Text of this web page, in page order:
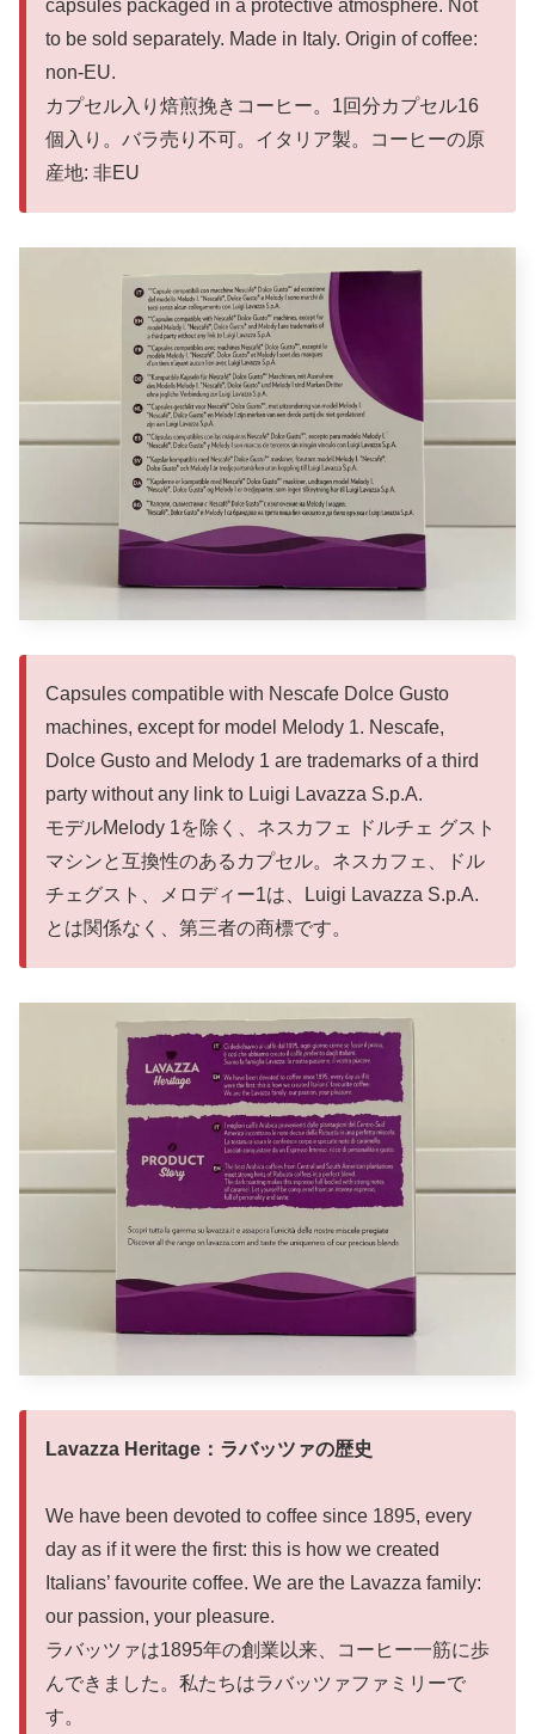
capsules packaged in a protective atmosphere. Not
to be sold separately. Made in Italy. Origin of coffee:
non-EU.
カプセル入り焙煎挽きコーヒー。1回分カプセル16
個入り。バラ売り不可。イタリア製。コーヒーの原
産地: 非EU
Capsules compatible with Nescafe Dolce Gusto
machines, except for model Melody 1. Nescafe,
Dolce Gusto and Melody 1 are trademarks of a third
party without any link to Luigi Lavazza S.p.A.
モデルMelody 1を除く、ネスカフェ ドルチェ グスト
マシンと互換性のあるカプセル。ネスカフェ、ドル
チェグスト、メロディー1は、Luigi Lavazza S.p.A.
とは関係なく、第三者の商標です。
Lavazza Heritage：ラバッツァの歴史
We have been devoted to coffee since 1895, every
day as if it were the first: this is how we created
Italians’ favourite coffee. We are the Lavazza family:
our passion, your pleasure.
ラバッツァは1895年の創業以来、コーヒー一筋に歩
んできました。私たちはラバッツァファミリーで
す。